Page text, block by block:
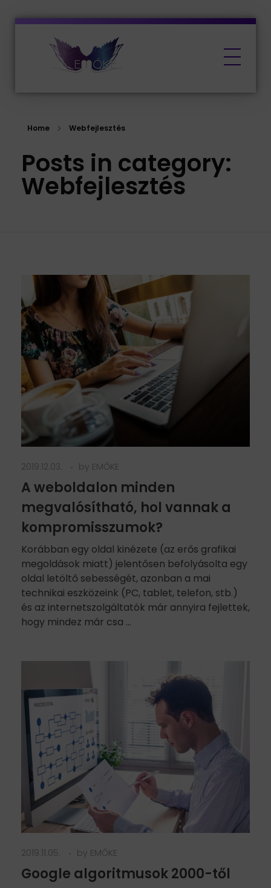
Home Webfejlesztés
Posts in category:
Webfejlesztés
2019.12.03. by EMŐKE
A weboldalon minden
megvalósítható, hol vannak a
kompromisszumok?
Korábban egy oldal kinézete (az erős grafikai
megoldások miatt) jelentősen befolyásolta egy
oldal letöltő sebességét, azonban a mai
technikai eszközeink (PC, tablet, telefon, stb.)
és az internetszolgáltatók már annyira fejlettek,
hogy mindez már csa ...
2019.11.05. by EMŐKE
Google algoritmusok 2000-től